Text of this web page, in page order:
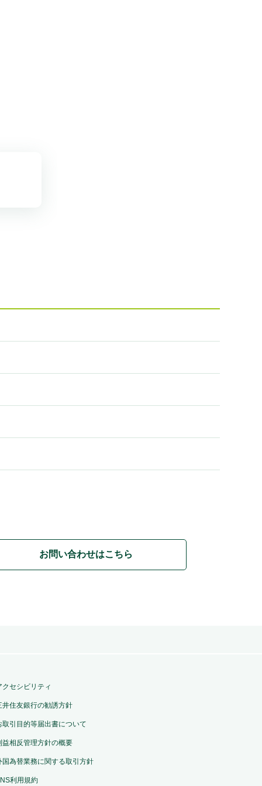
お問い合わせはこちら
クセシビリティ
井住友銀行の勧誘方針
取引目的等届出書について
益相反管理方針の概要
国為替業務に関する取引方針
利用規約